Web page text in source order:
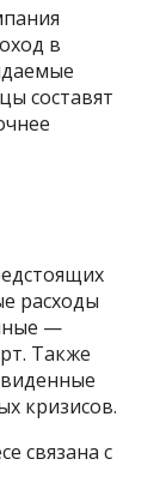
в
составят
расходы
—
Также
кризисов.
связана с